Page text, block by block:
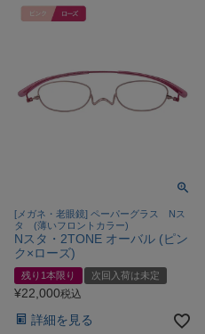
[メガネ・老眼鏡] ペーパーグラス Nス
タ (薄いフロントカラー)
Nスタ・2TONE オーバル (ピン
ク×ローズ)
残り1本限り 次回入荷は未定
¥22,000税込
詳細を見る